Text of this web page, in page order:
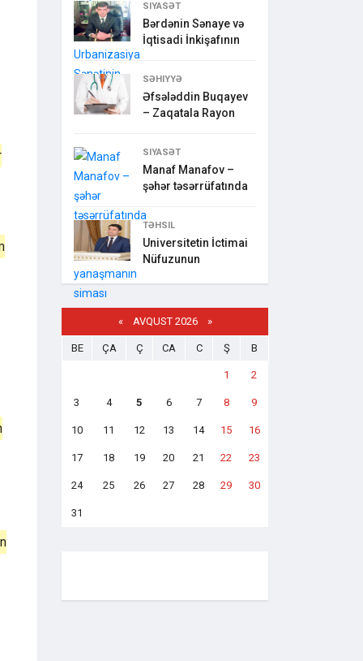
SIYASƏT
Bərdənin Sənaye və
İqtisadi İnkişafının
SƏHIYYƏ
Əfsələddin Buqayev
– Zaqatala Rayon
SIYASƏT
Manaf Manafov –
şəhər təsərrüfatında
TƏHSIL
Universitetin İctimai
Nüfuzunun
«AVQUST 2026 »
BE ÇA Ç CA C Ş B
1 2
3 4 5 6 7 8 9
10 11 12 13 14 15 16
17 18 19 20 21 22 23
24 25 26 27 28 29 30
31